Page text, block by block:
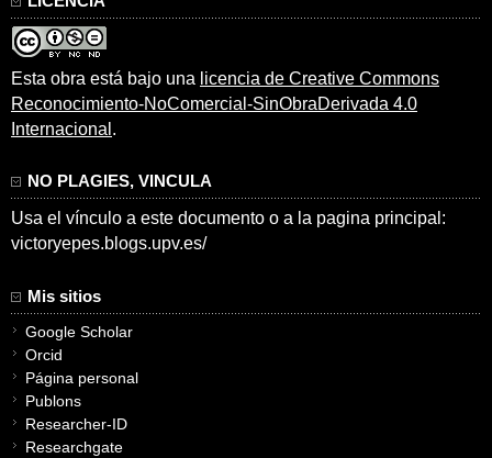
Esta obra está bajo una licencia de Creative Commons
Reconocimiento-NoComercial-SinObraDerivada 4.0
Internacional .
NO PLAGIES, VINCULA
Usa el vínculo a este documento o a la pagina principal:
victoryepes.blogs.upv.es/
Mis sitios
Google Scholar
Orcid
Página personal
Publons
Researcher-ID
Researchgate